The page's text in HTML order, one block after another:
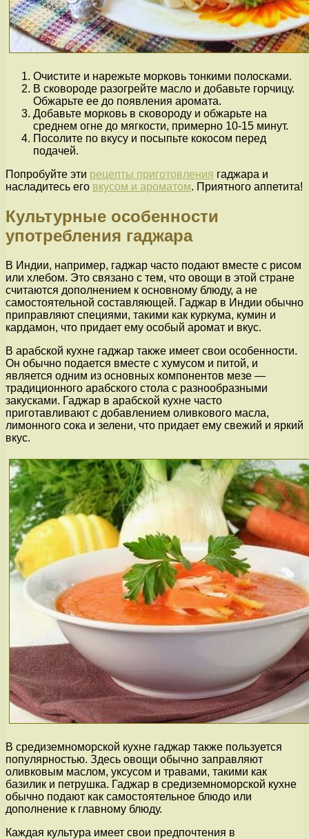
Очистите и нарежьте морковь тонкими полосками.
В сковороде разогрейте масло и добавьте горчицу.
Обжарьте ее до появления аромата.
Добавьте морковь в сковороду и обжарьте на
среднем огне до мягкости, примерно 10-15 минут.
Посолите по вкусу и посыпьте кокосом перед
подачей.
Попробуйте эти рецепты приготовления гаджара и
насладитесь его вкусом и ароматом. Приятного аппетита!
Культурные особенности
употребления гаджара
В Индии, например, гаджар часто подают вместе с рисом
или хлебом. Это связано с тем, что овощи в этой стране
считаются дополнением к основному блюду, а не
самостоятельной составляющей. Гаджар в Индии обычно
приправляют специями, такими как куркума, кумин и
кардамон, что придает ему особый аромат и вкус.
В арабской кухне гаджар также имеет свои особенности.
Он обычно подается вместе с хумусом и питой, и
является одним из основных компонентов мезе —
традиционного арабского стола с разнообразными
закусками. Гаджар в арабской кухне часто
приготавливают с добавлением оливкового масла,
лимонного сока и зелени, что придает ему свежий и яркий
вкус.
В средиземноморской кухне гаджар также пользуется
популярностью. Здесь овощи обычно заправляют
оливковым маслом, уксусом и травами, такими как
базилик и петрушка. Гаджар в средиземноморской кухне
обычно подают как самостоятельное блюдо или
дополнение к главному блюду.
Каждая культура имеет свои предпочтения в